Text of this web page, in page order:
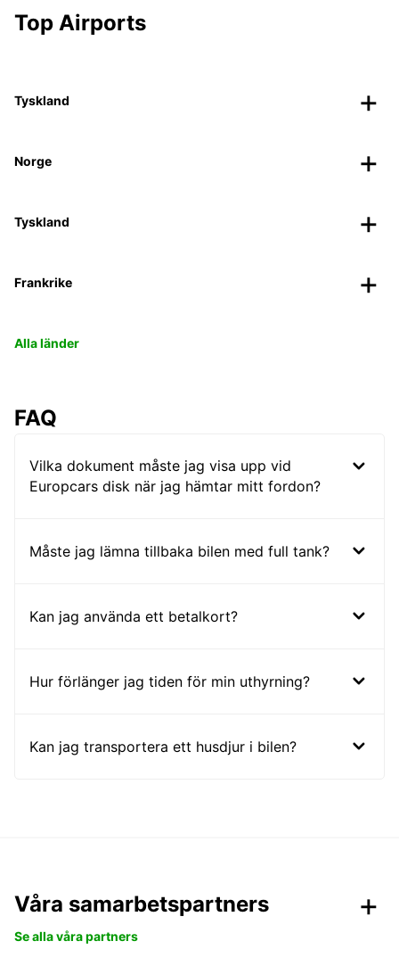
Top Airports
Tyskland
Norge
Tyskland
Frankrike
Alla länder
FAQ
Vilka dokument måste jag visa upp vid
Europcars disk när jag hämtar mitt fordon?
Måste jag lämna tillbaka bilen med full tank?
Kan jag använda ett betalkort?
Hur förlänger jag tiden för min uthyrning?
Kan jag transportera ett husdjur i bilen?
Våra samarbetspartners
Se alla våra partners